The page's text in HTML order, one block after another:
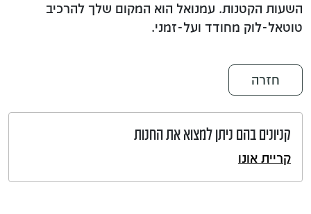
השעות הקטנות. עמנואל הוא המקום שלך להרכיב
טוטאל-לוק מחודד ועל-זמני.
חזרה
קניונים בהם ניתן למצוא את החנות
קריית אונו